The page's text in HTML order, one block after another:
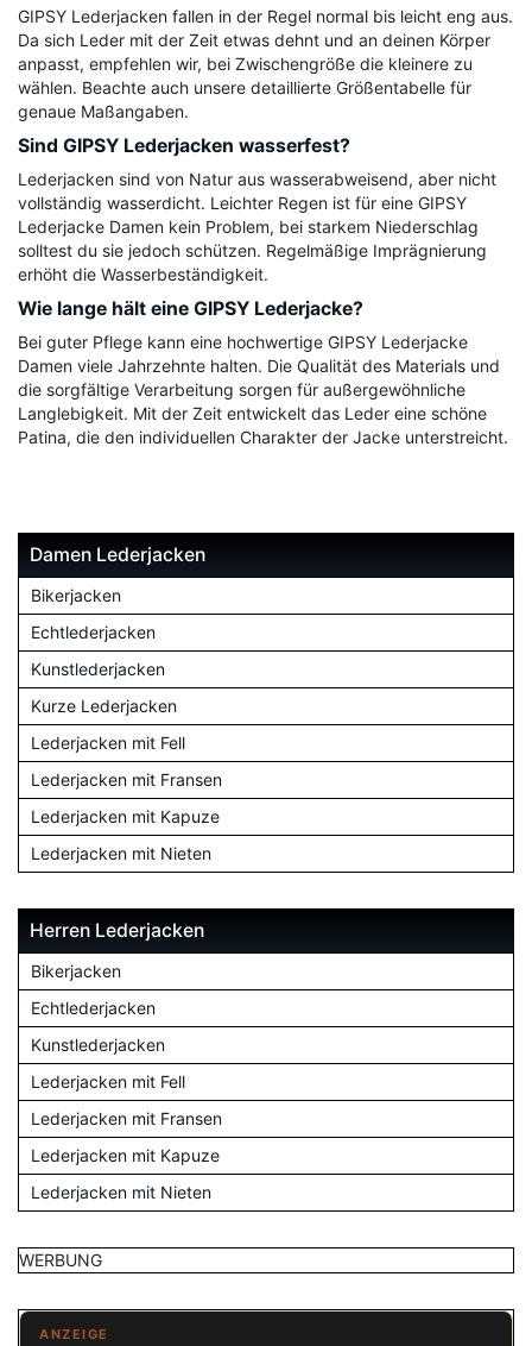
GIPSY Lederjacken fallen in der Regel normal bis leicht eng aus.
Da sich Leder mit der Zeit etwas dehnt und an deinen Körper
anpasst, empfehlen wir, bei Zwischengröße die kleinere zu
wählen. Beachte auch unsere detaillierte Größentabelle für
genaue Maßangaben.
Sind GIPSY Lederjacken wasserfest?
Lederjacken sind von Natur aus wasserabweisend, aber nicht
vollständig wasserdicht. Leichter Regen ist für eine GIPSY
Lederjacke Damen kein Problem, bei starkem Niederschlag
solltest du sie jedoch schützen. Regelmäßige Imprägnierung
erhöht die Wasserbeständigkeit.
Wie lange hält eine GIPSY Lederjacke?
Bei guter Pflege kann eine hochwertige GIPSY Lederjacke
Damen viele Jahrzehnte halten. Die Qualität des Materials und
die sorgfältige Verarbeitung sorgen für außergewöhnliche
Langlebigkeit. Mit der Zeit entwickelt das Leder eine schöne
Patina, die den individuellen Charakter der Jacke unterstreicht.
Damen Lederjacken
Bikerjacken
Echtlederjacken
Kunstlederjacken
Kurze Lederjacken
Lederjacken mit Fell
Lederjacken mit Fransen
Lederjacken mit Kapuze
Lederjacken mit Nieten
Herren Lederjacken
Bikerjacken
Echtlederjacken
Kunstlederjacken
Lederjacken mit Fell
Lederjacken mit Fransen
Lederjacken mit Kapuze
Lederjacken mit Nieten
WERBUNG
ANZEIGE